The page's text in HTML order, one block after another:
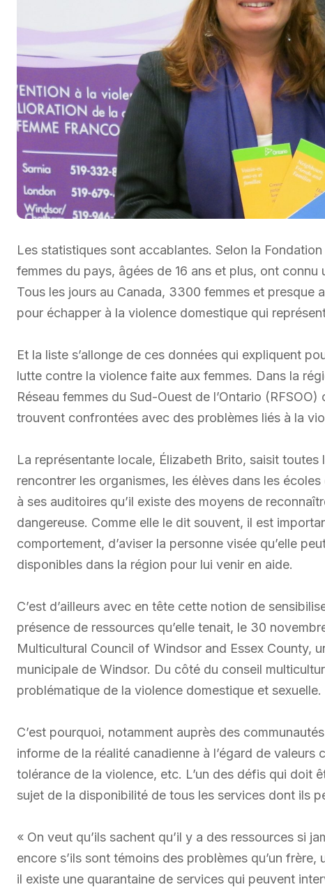
Les statistiques sont accablantes. Selon la
femmes du pays, âgées de 16 ans et plus, ont
Tous les jours au Canada, 3300 femmes et presque
pour échapper à la violence domestique qui
Et la liste s’allonge de ces données qui expliquent
lutte contre la violence faite aux femmes. Dans la
Réseau femmes du Sud-Ouest de l’Ontario
trouvent confrontées avec des problèmes liés à la
La représentante locale, Élizabeth Brito, saisit
rencontrer les organismes, les élèves dans les
à ses auditoires qu’il existe des moyens de
dangereuse. Comme elle le dit souvent, il est
comportement, d’aviser la personne visée qu’elle
disponibles dans la région pour lui venir en aide.
C’est d’ailleurs avec en tête cette notion de
présence de ressources qu’elle tenait, le 30
Multicultural Council of Windsor and Essex County,
municipale de Windsor. Du côté du conseil
problématique de la violence domestique et sexuelle.
C’est pourquoi, notamment auprès des
informe de la réalité canadienne à l’égard de valeurs
tolérance de la violence, etc. L’un des défis qui doit
sujet de la disponibilité de tous les services dont ils
« On veut qu’ils sachent qu’il y a des ressources si
encore s’ils sont témoins des problèmes qu’un
il existe une quarantaine de services qui peuvent